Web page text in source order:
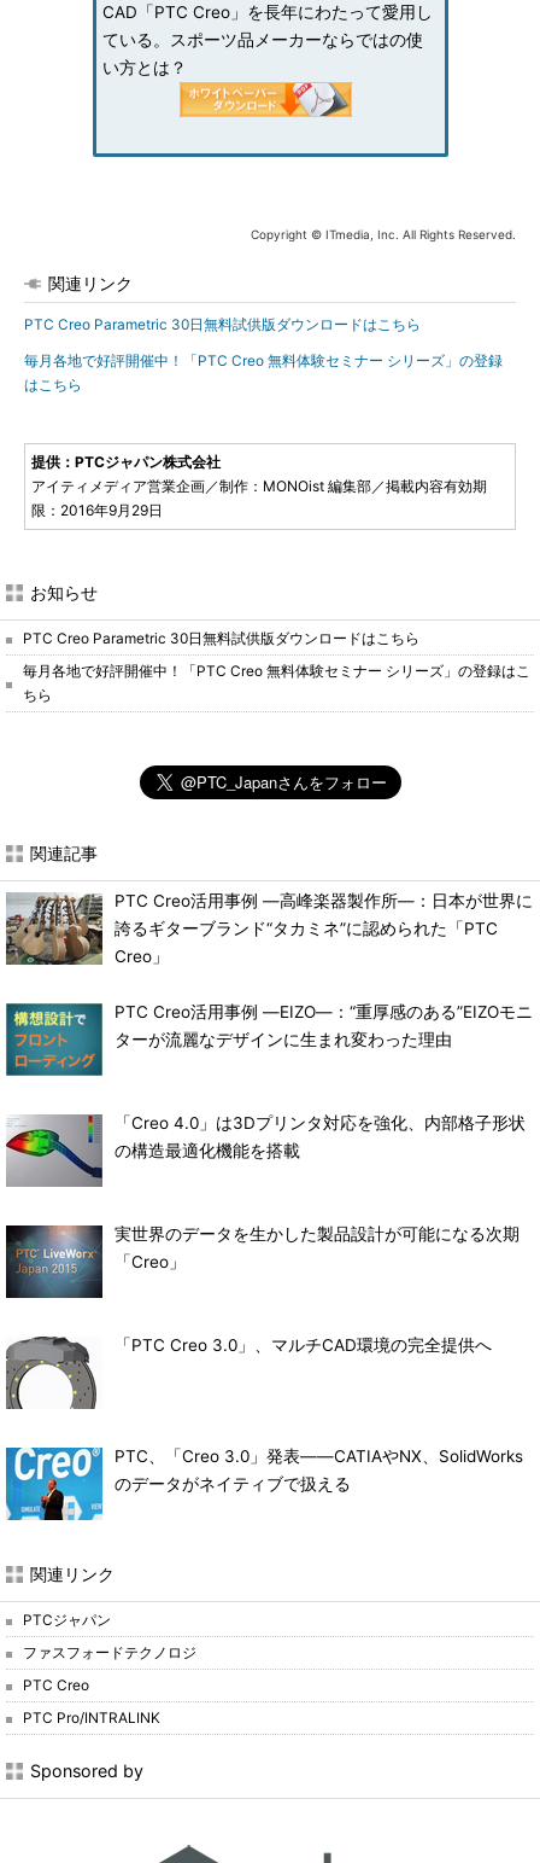
CAD「PTC Creo」を長年にわたって愛用し
ている。スポーツ品メーカーならではの使
い方とは？
Copyright © ITmedia, Inc. All Rights Reserved.
関連リンク
PTC Creo Parametric 30日無料試供版ダウンロードはこちら
毎月各地で好評開催中！「PTC Creo 無料体験セミナー シリーズ」の登録
はこちら
提供：PTCジャパン株式会社
アイティメディア営業企画／制作：MONOist 編集部／掲載内容有効期
限：2016年9月29日
お知らせ
PTC Creo Parametric 30日無料試供版ダウンロードはこちら
毎月各地で好評開催中！「PTC Creo 無料体験セミナー シリーズ」の登録はこ
ちら
関連記事
PTC Creo活用事例 ―高峰楽器製作所―：日本が世界に
誇るギターブランド“タカミネ”に認められた「PTC
Creo」
PTC Creo活用事例 ―EIZO―：“重厚感のある”EIZOモニ
ターが流麗なデザインに生まれ変わった理由
「Creo 4.0」は3Dプリンタ対応を強化、内部格子形状
の構造最適化機能を搭載
実世界のデータを生かした製品設計が可能になる次期
「Creo」
「PTC Creo 3.0」、マルチCAD環境の完全提供へ
PTC、「Creo 3.0」発表――CATIAやNX、SolidWorks
のデータがネイティブで扱える
関連リンク
PTCジャパン
ファスフォードテクノロジ
PTC Creo
PTC Pro/INTRALINK
Sponsored by